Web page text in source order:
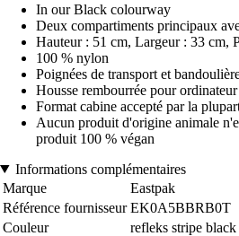
In our Black colourway
Deux compartiments principaux
Hauteur : 51 cm, Largeur : 33 cm,
100 % nylon
Poignées de transport et
Housse rembourrée pour
Format cabine accepté par la
Aucun produit d'origine animale
produit 100 % végan
Informations complémentaires
Marque
Eastpak
Référence fournisseur EK0A5BBRB0T
Couleur
refleks stripe black